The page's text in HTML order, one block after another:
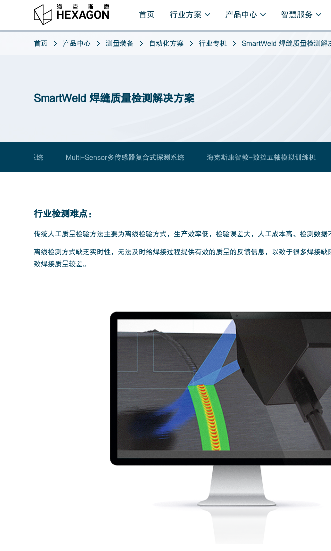
首页 行业方案 产品中心 智慧服务
首页 产品中心 测量装备 自动化方案 行业专机 SmartWeld 焊缝质量检测解
SmartWeld 焊缝质量检测解决方案
式检测系统 Multi-Sensor多传感器复合式探测系统 海克斯康智教-数控五轴模拟训练机
行业检测难点：
传统人工质量检验方法主要为离线检验方式，生产效率低，检验误差大，人工成本高、检测数据
离线检测方式缺乏实时性，无法及时给焊接过程提供有效的质量的反馈信息，以致于很多焊接
致焊接质量较差。